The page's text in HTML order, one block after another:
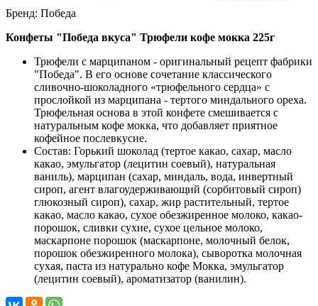
Бренд: Победа
Конфеты "Победа вкуса" Трюфели кофе мокка 225г
Трюфели с марципаном - оригинальный рецепт фабрики
"Победа". В его основе сочетание классического
сливочно-шоколадного «трюфельного сердца» с
прослойкой из марципана - тертого миндального ореха.
Трюфельная основа в этой конфете смешивается с
натуральным кофе мокка, что добавляет приятное
кофейное послевкусие.
Состав: Горький шоколад (тертое какао, сахар, масло
какао, эмульгатор (лецитин соевый), натуральная
ваниль), марципан (сахар, миндаль, вода, инвертный
сироп, агент влагоудерживающий (сорбитовый сироп)
глюкозный сироп), сахар, жир растительный, тертое
какао, масло какао, сухое обезжиренное молоко, какао-
порошок, сливки сухие, сухое цельное молоко,
маскарпоне порошок (маскарпоне, молочный белок,
порошок обезжиренного молока), сыворотка молочная
сухая, паста из натурально кофе Мокка, эмульгатор
(лецитин соевый), ароматизатор (ванилин).